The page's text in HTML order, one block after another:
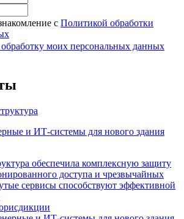
с Политикой обработки
обработку моих персональных данных
и ИТ-системы для нового здания
обеспечила комплексную защиту
доступа и чрезвычайных
сервисы способствуют эффективной